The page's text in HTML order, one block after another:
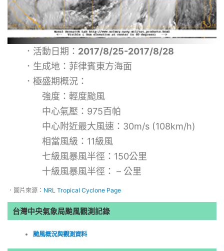
．活動日期： 2017/8/25-2017/8/28
．生成地：菲律賓東方海面
．極盛期概況：
強度：輕度颱風
中心氣壓：975百帕
中心附近最大風速：30m/s (108km/h)
相當風級：11級風
七級風暴風半徑：150公里
十級風暴風半徑： – 公里
．圖片來源： NRL Tropical Cyclone Page
台灣中央氣象局颱風觀測記錄
颱風概況與觀測資料